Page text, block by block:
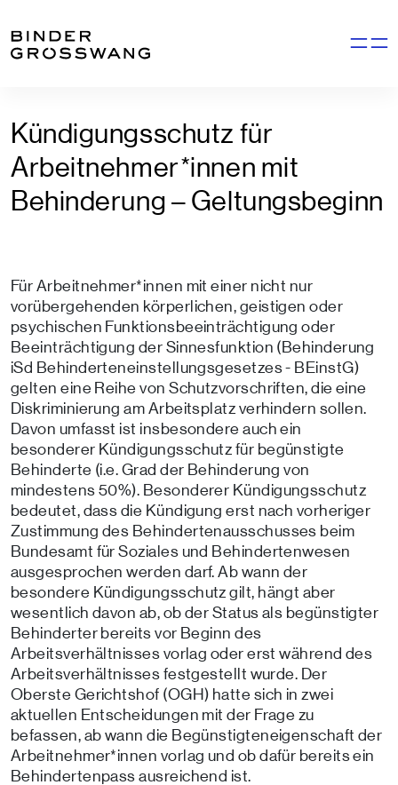
Kündigungsschutz für
Arbeitnehmer*innen mit
Behinderung – Geltungsbeginn
Für Arbeitnehmer*innen mit einer nicht nur
vorübergehenden körperlichen, geistigen oder
psychischen Funktionsbeeinträchtigung oder
Beeinträchtigung der Sinnesfunktion (Behinderung
iSd Behinderteneinstellungsgesetzes - BEinstG)
gelten eine Reihe von Schutzvorschriften, die eine
Diskriminierung am Arbeitsplatz verhindern sollen.
Davon umfasst ist insbesondere auch ein
besonderer Kündigungsschutz für begünstigte
Behinderte (i.e. Grad der Behinderung von
mindestens 50%). Besonderer Kündigungsschutz
bedeutet, dass die Kündigung erst nach vorheriger
Zustimmung des Behindertenausschusses beim
Bundesamt für Soziales und Behindertenwesen
ausgesprochen werden darf. Ab wann der
besondere Kündigungsschutz gilt, hängt aber
wesentlich davon ab, ob der Status als begünstigter
Behinderter bereits vor Beginn des
Arbeitsverhältnisses vorlag oder erst während des
Arbeitsverhältnisses festgestellt wurde. Der
Oberste Gerichtshof (OGH) hatte sich in zwei
aktuellen Entscheidungen mit der Frage zu
befassen, ab wann die Begünstigteneigenschaft der
Arbeitnehmer*innen vorlag und ob dafür bereits ein
Behindertenpass ausreichend ist.